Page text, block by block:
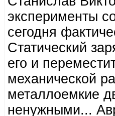
эксперименты
сегодня
Статический
его и
механической
металлоемкие
ненужными...